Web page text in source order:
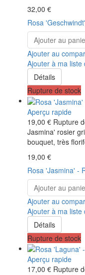
32,00 €
Rosa
Ajouter au
Ajouter au
Ajouter à ma liste
Détails
Rupture de stock
Aperçu rapide
19,00 € Rupture
Jasmina' rosier
bouquet, très
19,00 €
Rosa 'Jasmina' -
Ajouter au
Ajouter au
Ajouter à ma liste
Détails
Rupture de stock
Aperçu rapide
17,00 € Rupture